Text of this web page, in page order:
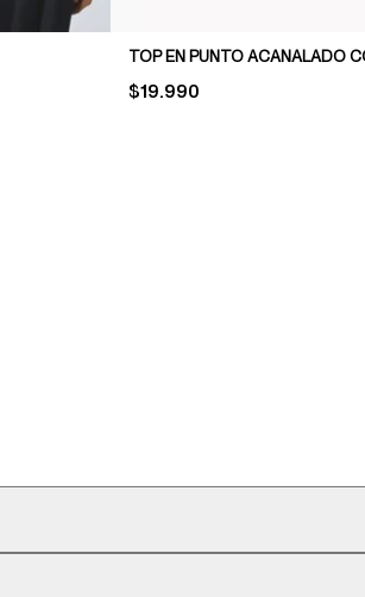
TOP EN PUNTO ACANALADO
PRICE:
$19.990